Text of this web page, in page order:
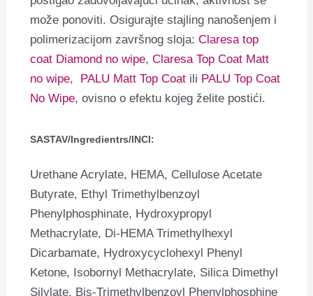
može ponoviti. Osigurajte stajling nanošenjem i
polimerizacijom završnog sloja:Claresa top
coat Diamond no wipe,Claresa Top Coat Matt
no wipe, PALU Matt Top Coat ili PALU Top Coat
No Wipe, ovisno o efektu kojeg želite postići.
SASTAV/Ingredientrs/INCI:
Urethane Acrylate, HEMA, Cellulose Acetate
Butyrate, Ethyl Trimethylbenzoyl
Phenylphosphinate, Hydroxypropyl
Methacrylate, Di-HEMA Trimethylhexyl
Dicarbamate, Hydroxycyclohexyl Phenyl
Ketone, Isobornyl Methacrylate, Silica Dimethyl
Silylate, Bis-Trimethylbenzoyl Phenylphosphine